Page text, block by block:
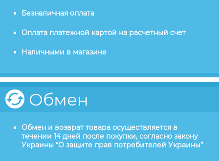
Безналичная оплата
Оплата платежной картой на расчетный счет
Наличными в магазине
Обмен
Обмен и возврат товара осуществляется в
течении 14 дней после покупки, согласно закону
Украины “О защите прав потребителей Украины”